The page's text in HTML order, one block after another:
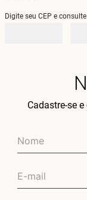
Digite seu CEP e
Cadastre-se